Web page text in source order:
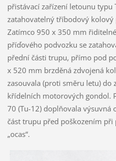
přistávací zařízení letounu typu
zatahovatelný tříbodový
Zatímco 950 x 350 mm
příďového podvozku se
přední části trupu, přímo pod
x 520 mm brzděná zdvojená
zasouvala (proti směru letu) do
křídelních motorových gondol.
70 (Tu-12) doplňovala výsuvná
část trupu před poškozením
„ocas“.